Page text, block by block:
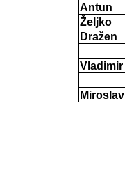
Antun
Željko
Dražen
Vladimir
Miroslav